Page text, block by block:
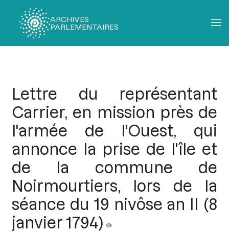
ARCHIVES
PARLEMENTAIRES
Lettre du représentant
Carrier, en mission près de
l'armée de l'Ouest, qui
annonce la prise de l'île et
de la commune de
Noirmourtiers, lors de la
séance du 19 nivôse an II (8
janvier 1794)